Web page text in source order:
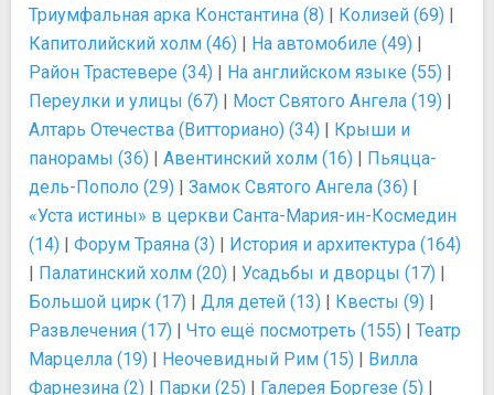
Триумфальная арка Константина (8) | Колизей (69) |
Капитолийский холм (46) | На автомобиле (49) |
Район Трастевере (34) | На английском языке (55) |
Переулки и улицы (67) | Мост Святого Ангела (19) |
Алтарь Отечества (Витториано) (34) | Крыши и
панорамы (36) | Авентинский холм (16) | Пьяцца-
дель-Пополо (29) | Замок Святого Ангела (36) |
«Уста истины» в церкви Санта-Мария-ин-Космедин
(14) | Форум Траяна (3) | История и архитектура (164)
| Палатинский холм (20) | Усадьбы и дворцы (17) |
Большой цирк (17) | Для детей (13) | Квесты (9) |
Развлечения (17) | Что ещё посмотреть (155) | Театр
Марцелла (19) | Неочевидный Рим (15) | Вилла
Фарнезина (2) | Парки (25) | Галерея Боргезе (5) |